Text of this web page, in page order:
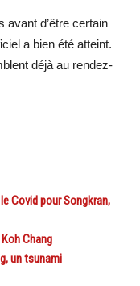
avant d’être certain
a bien été atteint.
déjà au rendez-
Covid pour Songkran,
Chang
un tsunami